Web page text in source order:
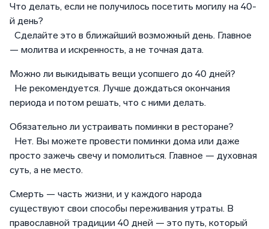
Что делать, если не получилось посетить могилу на 40-
й день?
Сделайте это в ближайший возможный день. Главное
— молитва и искренность, а не точная дата.
Можно ли выкидывать вещи усопшего до 40 дней?
Не рекомендуется. Лучше дождаться окончания
периода и потом решать, что с ними делать.
Обязательно ли устраивать поминки в ресторане?
Нет. Вы можете провести поминки дома или даже
просто зажечь свечу и помолиться. Главное — духовная
суть, а не место.
Смерть — часть жизни, и у каждого народа
существуют свои способы переживания утраты. В
православной традиции 40 дней — это путь, который